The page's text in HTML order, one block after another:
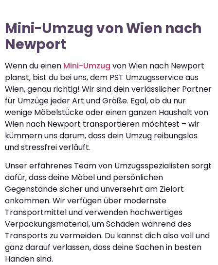
Mini-Umzug von Wien nach
Newport
Wenn du einen Mini-Umzug von Wien nach Newport
planst, bist du bei uns, dem PST Umzugsservice aus
Wien, genau richtig! Wir sind dein verlässlicher Partner
für Umzüge jeder Art und Größe. Egal, ob du nur
wenige Möbelstücke oder einen ganzen Haushalt von
Wien nach Newport transportieren möchtest – wir
kümmern uns darum, dass dein Umzug reibungslos
und stressfrei verläuft.
Unser erfahrenes Team von Umzugsspezialisten sorgt
dafür, dass deine Möbel und persönlichen
Gegenstände sicher und unversehrt am Zielort
ankommen. Wir verfügen über modernste
Transportmittel und verwenden hochwertiges
Verpackungsmaterial, um Schäden während des
Transports zu vermeiden. Du kannst dich also voll und
ganz darauf verlassen, dass deine Sachen in besten
Händen sind.